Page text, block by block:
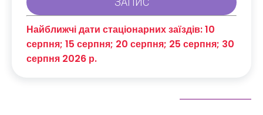
Найближчі дати стаціонарних заїздів: 10
серпня; 15 серпня; 20 серпня; 25 серпня; 30
серпня 2026 р.